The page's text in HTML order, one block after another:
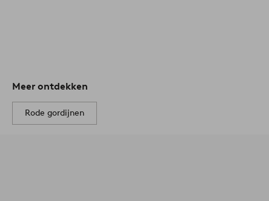
Meer ontdekken
Rode gordijnen